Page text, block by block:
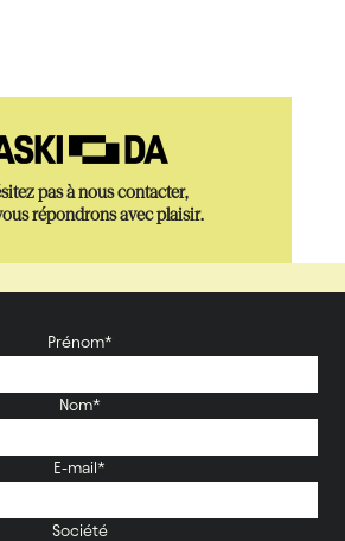
Prénom*
Nom*
E-mail*
Société
pas à nous contacter,
répondrons avec plaisir.